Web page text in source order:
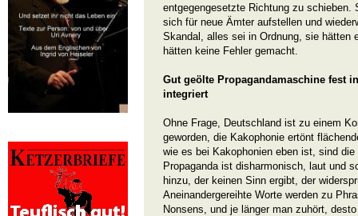
entgegengesetzte Richtung zu schieben.
sich für neue Ämter aufstellen und
Skandal, alles sei in Ordnung, sie hätten
hätten keine Fehler gemacht.
Gut geölte Propagandamaschine fest
integriert
Ohne Frage, Deutschland ist zu einem
geworden, die Kakophonie ertönt
wie es bei Kakophonien eben ist, sind
Propaganda ist disharmonisch, laut und
hinzu, der keinen Sinn ergibt, der
Aneinandergereihte Worte werden zu
Nonsens, und je länger man zuhört,